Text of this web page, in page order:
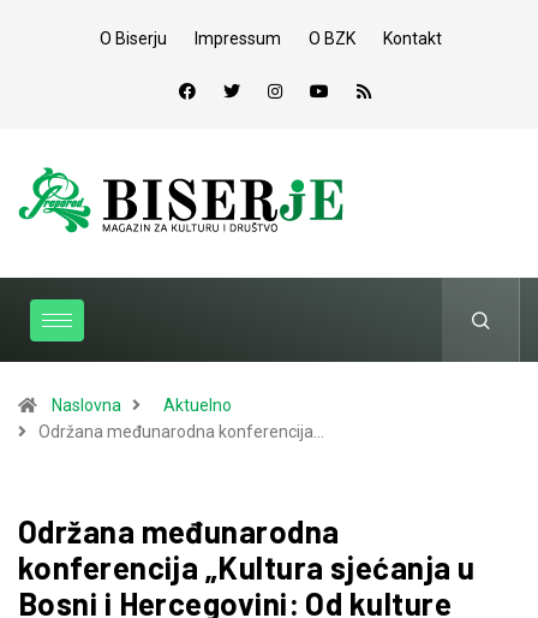
O Biserju Impressum O BZK Kontakt
Naslovna
Aktuelno
Održana međunarodna konferencija…
Održana međunarodna
konferencija „Kultura sjećanja u
Bosni i Hercegovini: Od kulture